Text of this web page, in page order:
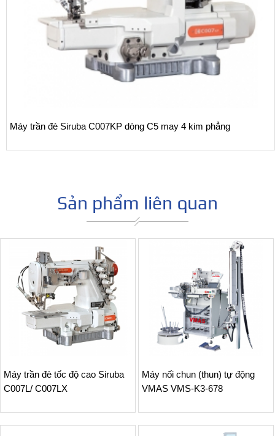
Máy trần đè Siruba C007KP dòng C5 may 4 kim phẳng
Sản phẩm liên quan
Máy trần đè tốc độ cao Siruba
C007L/ C007LX
Máy nối chun (thun) tự động
VMAS VMS-K3-678